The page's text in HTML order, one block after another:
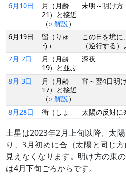
6月10日
月（月齢
21）と接近
（›› 解説 ）
未明～明け方
6月19日
留（りゅ
う）
この日を境
（逆行する
7月 7日
月（月齢
19）と並ぶ
深夜
8月 3日
月（月齢
17）と接近
（›› 解説 ）
宵～翌4日明
8月28日
衝（しょ
う）
（ ›› 解説 ）
太陽の反対に
り、深夜に
む）
日付は赤道座
日）
8月30日
月（月齢
14）と接近
夕方～翌31日
月は
土星は2023年2月上旬以降、太
り、3月初めに合（太陽と同じ
見えなくなります。明け方の東
は4月下旬ごろからです。